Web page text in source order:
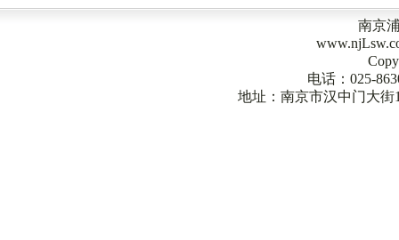
南京
电话：025-
地址：南京市汉中门大